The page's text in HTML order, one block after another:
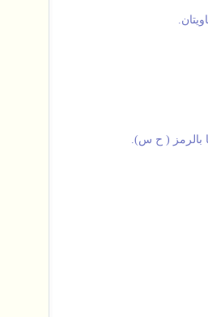
بالرمز ( ح س).